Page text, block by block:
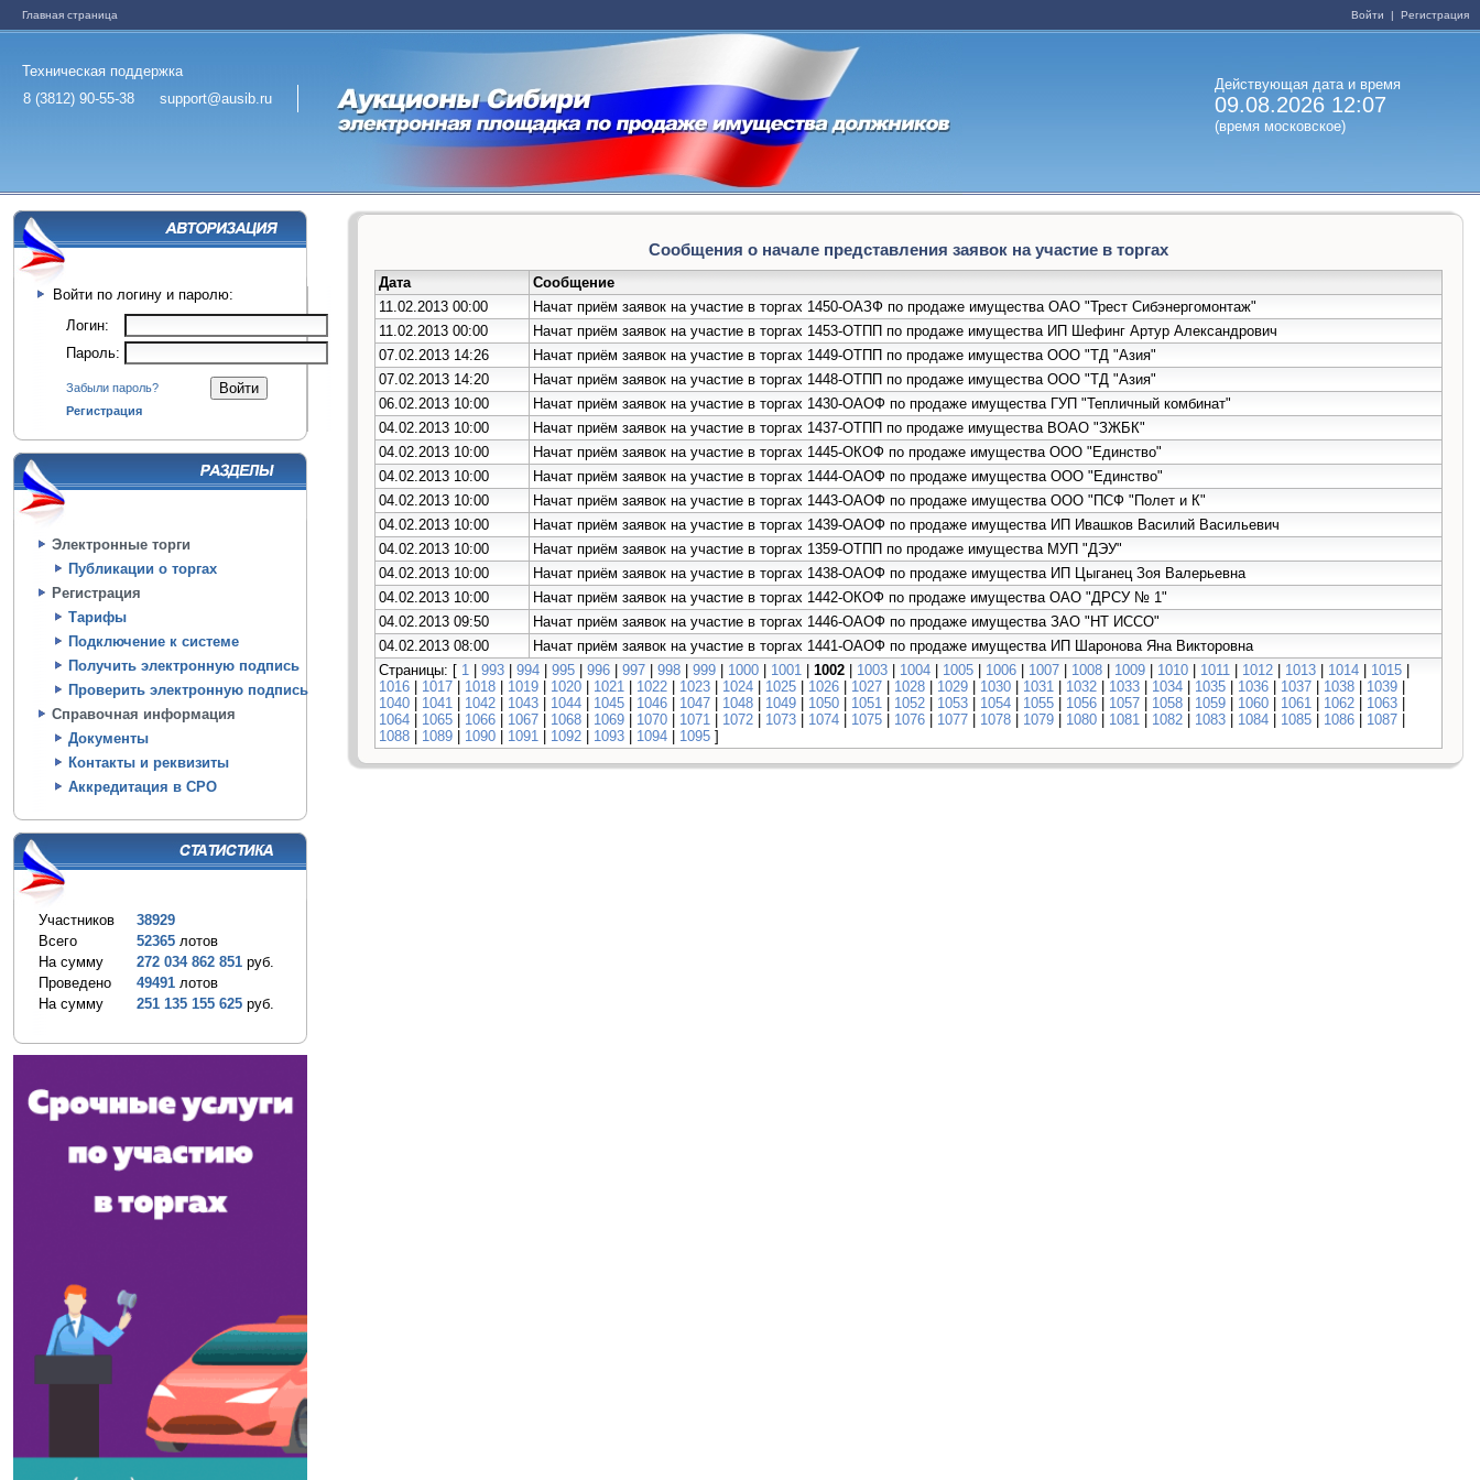
Главная страница Войти | Регистрация
Техническая поддержка
8 (3812) 90-55-38
support@ausib.ru
Действующая дата и время
09.08.2026 12:07
(время московское)
Войти по логину и паролю:
Логин:
Пароль:
Забыли пароль?
Регистрация
Электронные торги
Публикации о торгах
Регистрация
Тарифы
Подключение к системе
Получить электронную подпись
Проверить электронную подпись
Справочная информация
Документы
Контакты и реквизиты
Аккредитация в СРО
Участников
38929
Всего
52365 лотов
На сумму
272 034 862 851 руб.
Проведено
49491 лотов
На сумму
251 135 155 625 руб.
Сообщения о начале представления заявок на участие в торгах
Дата
Сообщение
11.02.2013 00:00
Начат приём заявок на участие в торгах 1450-ОАЗФ по продаже имущества ОАО "Трест Сибэнергомонтаж"
11.02.2013 00:00
Начат приём заявок на участие в торгах 1453-ОТПП по продаже имущества ИП Шефинг Артур Александрович
07.02.2013 14:26
Начат приём заявок на участие в торгах 1449-ОТПП по продаже имущества ООО "ТД "Азия"
07.02.2013 14:20
Начат приём заявок на участие в торгах 1448-ОТПП по продаже имущества ООО "ТД "Азия"
06.02.2013 10:00
Начат приём заявок на участие в торгах 1430-ОАОФ по продаже имущества ГУП "Тепличный комбинат"
04.02.2013 10:00
Начат приём заявок на участие в торгах 1437-ОТПП по продаже имущества ВОАО "ЗЖБК"
04.02.2013 10:00
Начат приём заявок на участие в торгах 1445-ОКОФ по продаже имущества ООО "Единство"
04.02.2013 10:00
Начат приём заявок на участие в торгах 1444-ОАОФ по продаже имущества ООО "Единство"
04.02.2013 10:00
Начат приём заявок на участие в торгах 1443-ОАОФ по продаже имущества ООО "ПСФ "Полет и К"
04.02.2013 10:00
Начат приём заявок на участие в торгах 1439-ОАОФ по продаже имущества ИП Ивашков Василий Васильевич
04.02.2013 10:00
Начат приём заявок на участие в торгах 1359-ОТПП по продаже имущества МУП "ДЭУ"
04.02.2013 10:00
Начат приём заявок на участие в торгах 1438-ОАОФ по продаже имущества ИП Цыганец Зоя Валерьевна
04.02.2013 10:00
Начат приём заявок на участие в торгах 1442-ОКОФ по продаже имущества ОАО "ДРСУ № 1"
04.02.2013 09:50
Начат приём заявок на участие в торгах 1446-ОАОФ по продаже имущества ЗАО "НТ ИССО"
04.02.2013 08:00
Начат приём заявок на участие в торгах 1441-ОАОФ по продаже имущества ИП Шаронова Яна Викторовна
Страницы: [ 1 | 993 | 994 | 995 | 996 | 997 | 998 | 999 | 1000 | 1001 | 1002 | 1003 | 1004 | 1005 | 1006 | 1007 | 1008 | 1009 | 1010 | 1011 | 1012 | 1013 | 1014 | 1015 |
1016 | 1017 | 1018 | 1019 | 1020 | 1021 | 1022 | 1023 | 1024 | 1025 | 1026 | 1027 | 1028 | 1029 | 1030 | 1031 | 1032 | 1033 | 1034 | 1035 | 1036 | 1037 | 1038 | 1039 |
1040 | 1041 | 1042 | 1043 | 1044 | 1045 | 1046 | 1047 | 1048 | 1049 | 1050 | 1051 | 1052 | 1053 | 1054 | 1055 | 1056 | 1057 | 1058 | 1059 | 1060 | 1061 | 1062 | 1063 |
1064 | 1065 | 1066 | 1067 | 1068 | 1069 | 1070 | 1071 | 1072 | 1073 | 1074 | 1075 | 1076 | 1077 | 1078 | 1079 | 1080 | 1081 | 1082 | 1083 | 1084 | 1085 | 1086 | 1087 |
1088 | 1089 | 1090 | 1091 | 1092 | 1093 | 1094 | 1095 ]